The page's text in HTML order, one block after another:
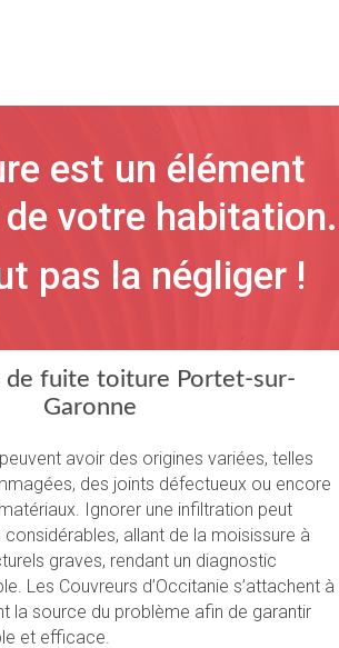
est un élément
votre habitation.
pas la négliger !
de fuite toiture Portet-sur-
Garonne
avoir des origines variées, telles
des joints défectueux ou encore
Ignorer une infiltration peut
allant de la moisissure à
graves, rendant un diagnostic
Les Couvreurs d’Occitanie s’attachent à
la source du problème afin de garantir
et efficace.